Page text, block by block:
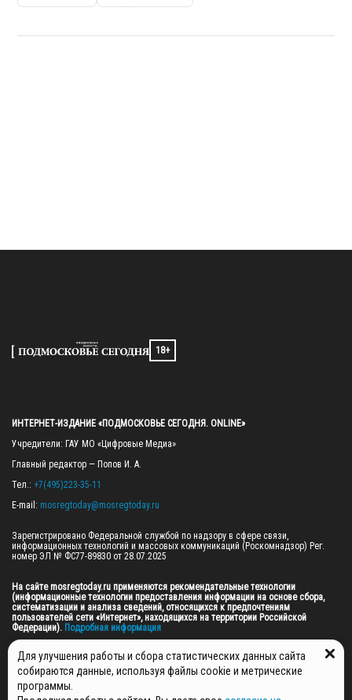
18+
ИНТЕРНЕТ-ИЗДАНИЕ «ПОДМОСКОВЬЕ СЕГОДНЯ. ONLINE»
Учредители: ГАУ МО «Цифровые Медиа»
Главный редактор — Попов И. А.
Тел.: +7(495)223-35-11
E-mail: mosregtoday@mosregtoday.ru
Зарегистрировано Федеральной службой по надзору в сфере связи,
информационных технологий и массовых коммуникаций (Роскомнадзор) Рег.
номер ЭЛ № ФС77-89830 от 28.07.2025
На сайте mosregtoday.ru применяются рекомендательные технологии
(информационные технологии предоставления информации на основе сбора,
систематизации и анализа сведений, относящихся к предпочтениям
пользователей сети «Интернет», находящихся на территории Российской
Федерации). Подробная информация
© 2026 ПРАВА НА ВСЕ МАТЕРИАЛЫ САЙТА ПРИНАДЛЕЖАТ ГАУ МО "ЦИФРОВЫЕ
МЕДИА" (ОГРН: 1255000059467).
Для улучшения работы и сбора статистических данных сайта
собираются данные, используя файлы cookie и метрические
программы.